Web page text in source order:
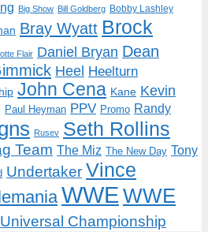
Big Show Bill Goldberg Bobby Lashley
Bray Wyatt Brock
Flair Daniel Bryan Dean
Heel Heelturn
John Cena Kane Kevin
Paul Heyman PPV Promo Randy
Rusev Seth Rollins
Team The Miz The New Day Tony
Undertaker Vince
WWE WWE
Championship